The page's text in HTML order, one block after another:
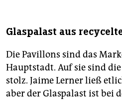
Glaspalast aus
Die Pavillons sind das
Hauptstadt. Auf sie sind
stolz. Jaime Lerner ließ
aber der Glaspalast ist bei